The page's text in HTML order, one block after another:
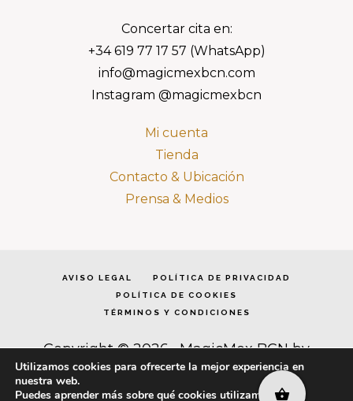
Concertar cita en:
+34 619 77 17 57 (WhatsApp)
info@magicmexbcn.com
Instagram @magicmexbcn
Mi cuenta
Tienda
Contacto & Ubicación
Prensa & Medios
AVISO LEGAL
POLÍTICA DE PRIVACIDAD
POLÍTICA DE COOKIES
TÉRMINOS Y CONDICIONES
Copyright © 2026 · MagicMex BCN by
Dómina Cea · Todos los derechos reservados
Utilizamos cookies para ofrecerte la mejor experiencia en
nuestra web.
Puedes aprender más sobre qué cookies utilizamos o